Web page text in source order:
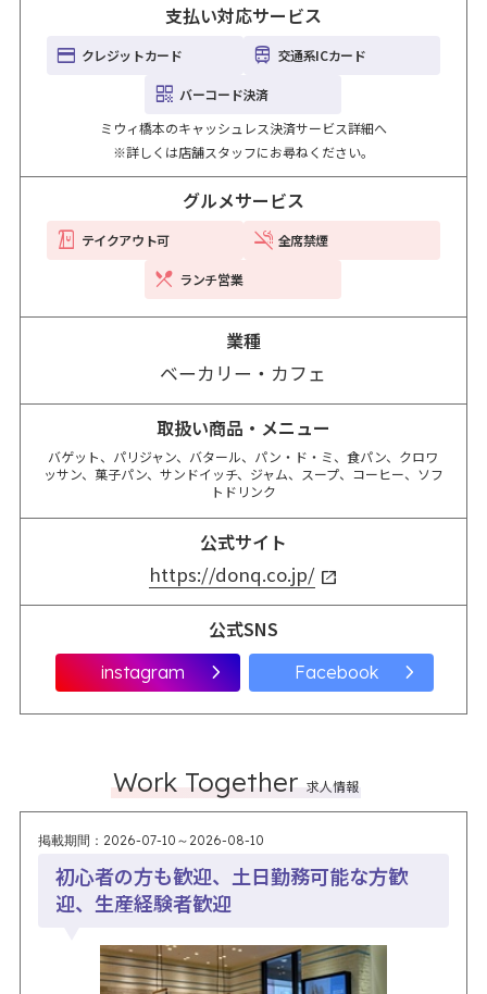
支払い対応サービス
クレジットカード 交通系ICカード
バーコード決済
ミウィ橋本のキャッシュレス決済サービス詳細へ
※詳しくは店舗スタッフにお尋ねください。
グルメサービス
テイクアウト可 全席禁煙
ランチ営業
業種
ベーカリー・カフェ
取扱い商品・メニュー
バゲット、パリジャン、バタール、パン・ド・ミ、食パン、クロワ
ッサン、菓子パン、サンドイッチ、ジャム、スープ、コーヒー、ソフ
トドリンク
公式サイト
https://donq.co.jp/
公式SNS
Work Together 求人情報
掲載期間：2026-07-10～2026-08-10
初心者の方も歓迎、土日勤務可能な方歓
迎、生産経験者歓迎